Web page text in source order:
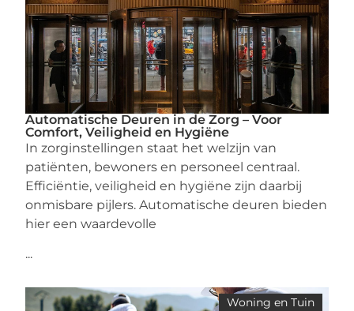
Automatische Deuren in de Zorg – Voor
Comfort, Veiligheid en Hygiëne
In zorginstellingen staat het welzijn van
patiënten, bewoners en personeel centraal.
Efficiëntie, veiligheid en hygiëne zijn daarbij
onmisbare pijlers. Automatische deuren bieden
hier een waardevolle
...
Woning en Tuin